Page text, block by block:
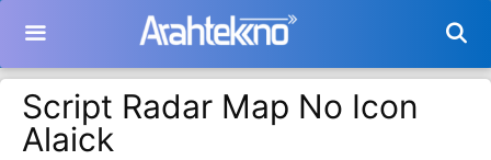
isi
Script Radar Map No Icon
Alaick